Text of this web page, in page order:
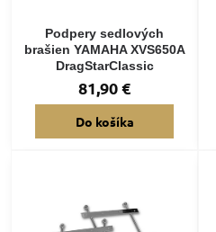
Podpery sedlových
brašien YAMAHA XVS650A
DragStarClassic
81,90 €
Do košíka